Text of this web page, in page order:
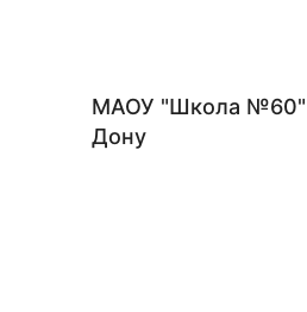
МАОУ "Школа №60"
Дону